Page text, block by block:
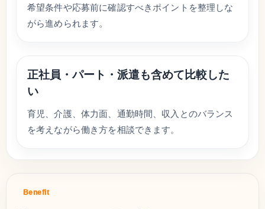
希望条件や応募前に確認すべきポイントを整理しな
がら進められます。
正社員・パート・派遣も含めて比較した
い
育児、介護、体力面、通勤時間、収入とのバランス
を考えながら働き方を相談できます。
Benefit